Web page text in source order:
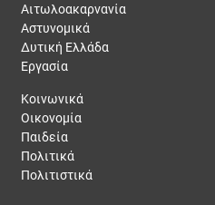
Αιτωλοακαρνανία
Αστυνομικά
Δυτική Ελλάδα
Εργασία
Κοινωνικά
Οικονομία
Παιδεία
Πολιτικά
Πολιτιστικά